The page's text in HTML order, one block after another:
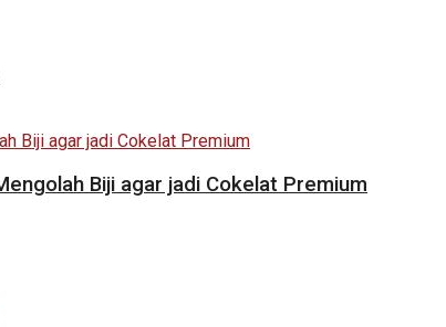
Biji agar jadi Cokelat Premium